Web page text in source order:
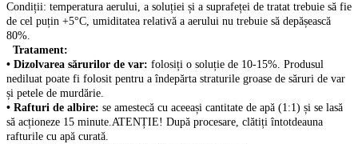
Condiții: temperatura aerului, a soluției și a suprafeței de tratat trebuie să fie
de cel puțin +5°C, umiditatea relativă a aerului nu trebuie să depășească
80%.
Tratament:
• Dizolvarea sărurilor de var: folosiți o soluție de 10-15%. Produsul
nediluat poate fi folosit pentru a îndepărta straturile groase de săruri de var
și petele de murdărie.
• Rafturi de albire: se amestecă cu aceeași cantitate de apă (1:1) și se lasă
să acționeze 15 minute.ATENȚIE! După procesare, clătiți întotdeauna
rafturile cu apă curată.